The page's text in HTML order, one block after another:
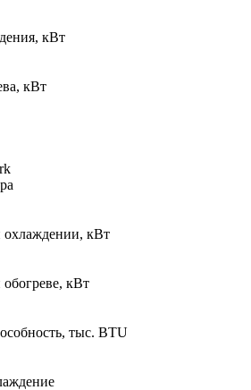
кВт
кВт
охлаждении, кВт
кВт
тыс. BTU